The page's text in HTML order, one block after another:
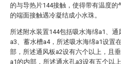
的与导热片144接触，使得带有温度的
的端面接触遇冷凝结成小水珠。
所述附水装置144包括吸水海绵a1、通
a3、蓄水槽a4，所述吸水海绵a1设置
部，所述通风板a2设有六个以上，且
a1的内部，所述通水孔a3设有五个以